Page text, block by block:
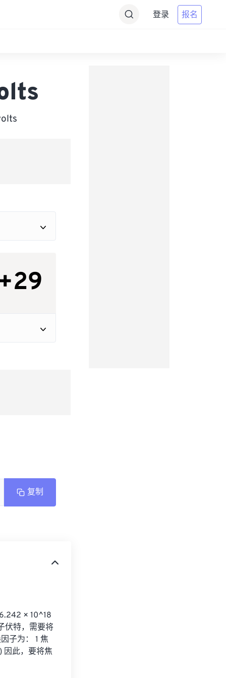
登录 报名
复制
× 10^18
伏特，需要将
子为： 1 焦
因此，要将焦